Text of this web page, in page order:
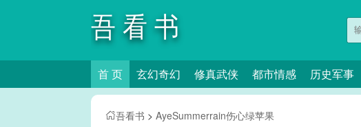
吾看书
首 页 玄幻奇幻 修真武侠 都市情感 历史军事
吾看书 > AyeSummerrain伤心绿苹果